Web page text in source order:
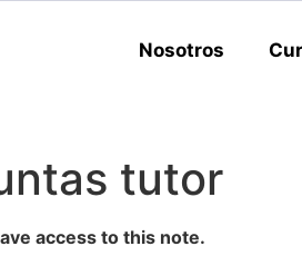
Nosotros
tutor
access to this note.